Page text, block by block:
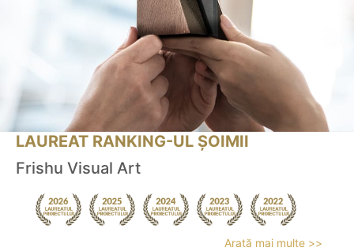
LAUREAT RANKING-UL ȘOIMII
Frishu Visual Art
Arată mai multe >>